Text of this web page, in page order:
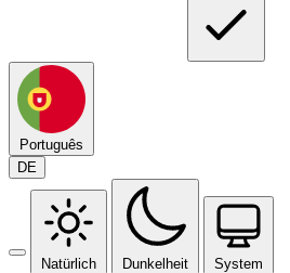
Português
DE
Natürlich Dunkelheit System